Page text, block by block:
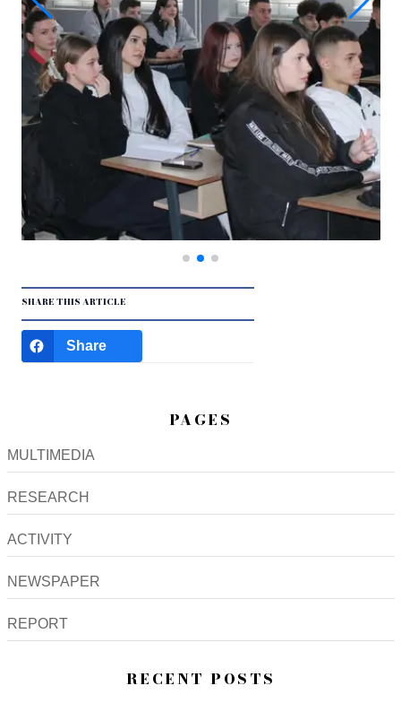
SHARE THIS ARTICLE
Share
PAGES
MULTIMEDIA
RESEARCH
ACTIVITY
NEWSPAPER
REPORT
RECENT POSTS